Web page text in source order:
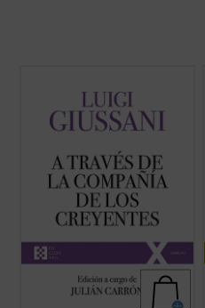
es el quinto volumen de la serie dedicada a
las intervenciones realizadas por don Luigi
Giussani durante los Ejercicios espirituales
de la Fraternidad de Comunión y Liberación